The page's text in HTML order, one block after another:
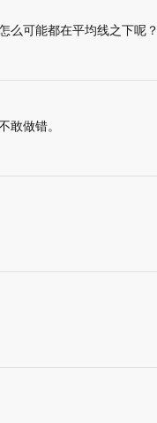
么可能都在平均线之下呢？
敢做错。